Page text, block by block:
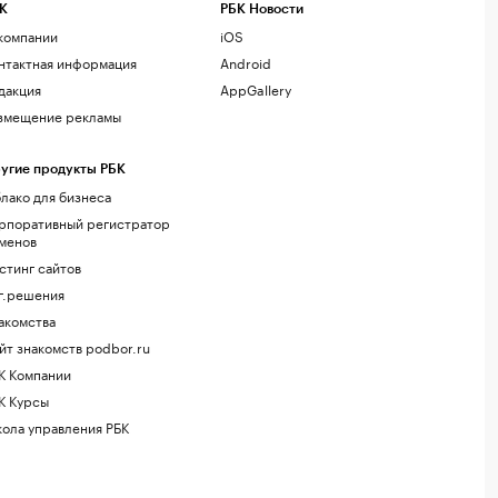
информация
рекламы
продукты РБК
для бизнеса
регистратор
сайтов
знакомств podbor.ru
Компании
Курсы
управления РБК
РБК Новости
iOS
Android
AppGallery